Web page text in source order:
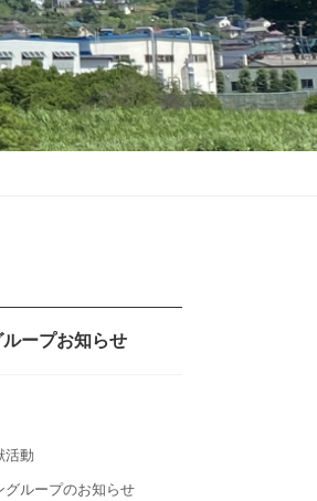
ープお知らせ
活動
グループのお知らせ